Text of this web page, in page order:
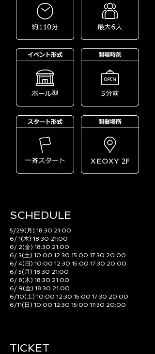
SCHEDULE​
5/29(月) 18:30 21:00
6/ 1(木) 18:30 21:00
6/ 2(金) 18:30 21:00
6/ 3(土) 10:00 12:30 15:00 17:30 20:00
6/ 4(日) 10:00 12:30 15:00 17:30 20:00
6/ 5(月) 18:30 21:00
6/ 8(木) 18:30 21:00
6/ 9(金) 18:30 21:00
6/10(土) 10:00 12:30 15:00 17:30 20:00
6/11(日) 10:00 12:30 15:00 17:30 20:00
TICKET